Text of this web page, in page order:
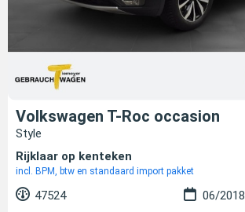
Volkswagen T-Roc occasion
Style
Rijklaar op kenteken
incl. BPM, btw en standaard import pakket
47524
06/2018